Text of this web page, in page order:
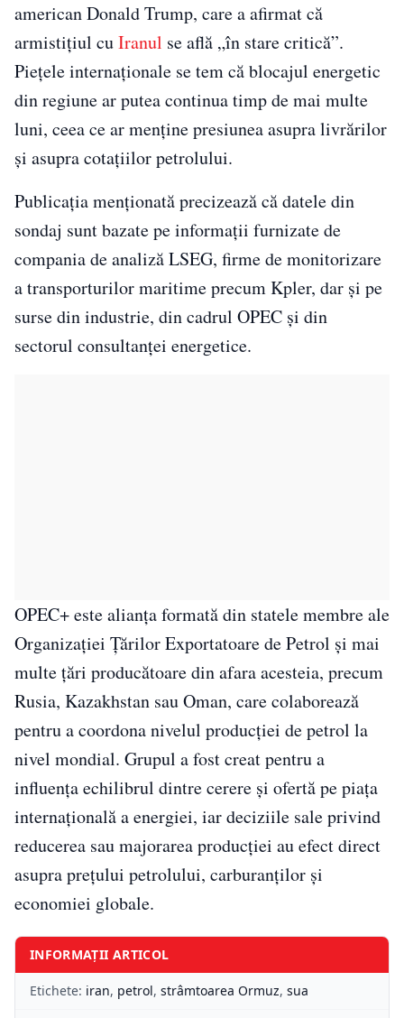
american Donald Trump, care a afirmat că
armistițiul cuIranul se află „în stare critică”.
Piețele internaționale se tem că blocajul energetic
din regiune ar putea continua timp de mai multe
luni, ceea ce ar menține presiunea asupra livrărilor
și asupra cotațiilor petrolului.
Publicația menționată precizează că datele din
sondaj sunt bazate pe informații furnizate de
compania de analiză LSEG, firme de monitorizare
a transporturilor maritime precum Kpler, dar și pe
surse din industrie, din cadrul OPEC și din
sectorul consultanței energetice.
OPEC+ este alianța formată din statele membre ale
Organizației Țărilor Exportatoare de Petrol și mai
multe țări producătoare din afara acesteia, precum
Rusia, Kazakhstan sau Oman, care colaborează
pentru a coordona nivelul producției de petrol la
nivel mondial. Grupul a fost creat pentru a
influența echilibrul dintre cerere și ofertă pe piața
internațională a energiei, iar deciziile sale privind
reducerea sau majorarea producției au efect direct
asupra prețului petrolului, carburanților și
economiei globale.
INFORMAȚII ARTICOL
Etichete: iran, petrol, strâmtoarea Ormuz, sua